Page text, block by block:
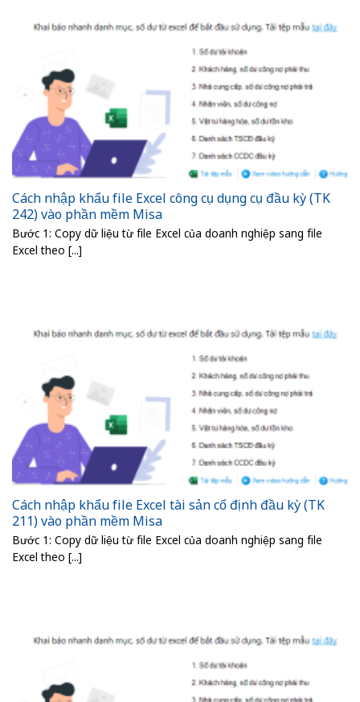
Cách nhập khẩu file Excel công cụ dụng cụ đầu kỳ (TK
242) vào phần mềm Misa
Bước 1: Copy dữ liệu từ file Excel của doanh nghiệp sang file
Excel theo [...]
Cách nhập khẩu file Excel tài sản cố định đầu kỳ (TK
211) vào phần mềm Misa
Bước 1: Copy dữ liệu từ file Excel của doanh nghiệp sang file
Excel theo [...]